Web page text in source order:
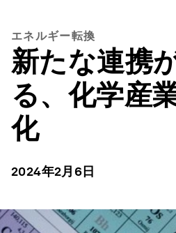
エネルギー転換
新たな連携
る、化学産
化
2024年2月6日